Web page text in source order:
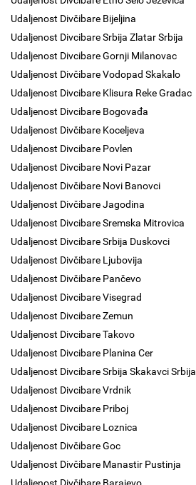
Udaljenost Divčibare Bijeljina
Udaljenost Divcibare Srbija Zlatar Srbija
Udaljenost Divcibare Gornji Milanovac
Udaljenost Divčibare Vodopad Skakalo
Udaljenost Divcibare Klisura Reke Gradac
Udaljenost Divcibare Bogovađa
Udaljenost Divčibare Koceljeva
Udaljenost Divcibare Povlen
Udaljenost Divcibare Novi Pazar
Udaljenost Divčibare Novi Banovci
Udaljenost Divčibare Jagodina
Udaljenost Divcibare Sremska Mitrovica
Udaljenost Divcibare Srbija Duskovci
Udaljenost Divčibare Ljubovija
Udaljenost Divčibare Pančevo
Udaljenost Divcibare Visegrad
Udaljenost Divcibare Zemun
Udaljenost Divcibare Takovo
Udaljenost Divcibare Planina Cer
Udaljenost Divcibare Srbija Skakavci Srbija
Udaljenost Divcibare Vrdnik
Udaljenost Divcibare Priboj
Udaljenost Divcibare Loznica
Udaljenost Divčibare Goc
Udaljenost Divčibare Manastir Pustinja